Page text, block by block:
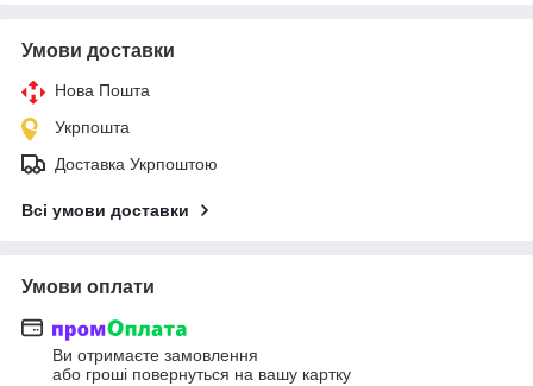
Умови доставки
Нова Пошта
Укрпошта
Доставка Укрпоштою
Всі умови доставки
Умови оплати
Ви отримаєте замовлення
або гроші повернуться на вашу картку